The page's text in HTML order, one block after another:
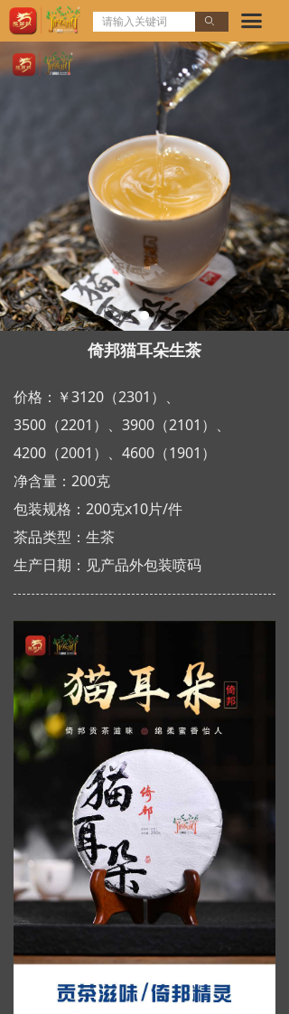
欢迎访问龙园茶业几棵树官方网站!
끀
首页
品牌故事
联系我们
ꄙ
倚邦猫耳朵生茶
价格：￥3120（2301）、
3500（2201）、3900（2101）、
4200（2001）、4600（1901）
净含量：200克
包装规格：200克x10片/件
茶品类型：生茶
生产日期：见产品外包装喷码